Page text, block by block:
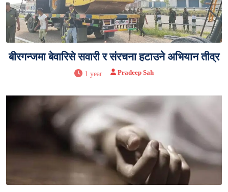
बीरगन्जमा बेवारिसे सवारी र संरचना हटाउने अभियान तीव्र
1 year Pradeep Sah